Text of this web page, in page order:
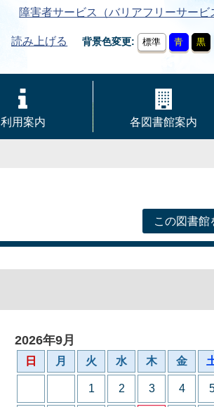
障害者サービス（バリアフリーサービ
読み上げる 背景色変更 標準 青 黒
利用案内 各図書館案内
この図書館
2026年9月
日 月 火 水 木 金
1 2 3 4